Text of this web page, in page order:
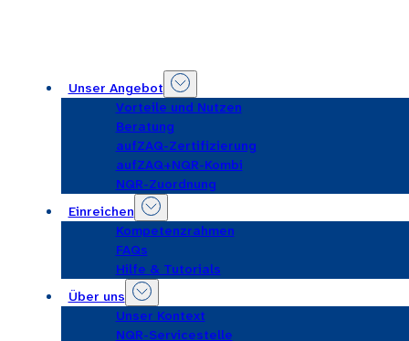
Unser Angebot
Vorteile und Nutzen
Beratung
aufZAQ-Zertifizierung
aufZAQ+NQR-Kombi
NQR-Zuordnung
Einreichen
Kompetenzrahmen
FAQs
Hilfe & Tutorials
Über uns
Unser Kontext
NQR-Servicestelle